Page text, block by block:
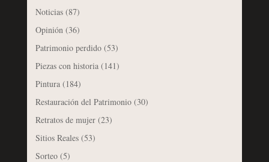
Noticias(87)
Opinión (36)
Patrimonio perdido(53)
Piezas con historia(141)
Pintura(184)
Restauración del Patrimonio(30)
Retratos de mujer(23)
Sitios Reales(53)
Sorteo(5)